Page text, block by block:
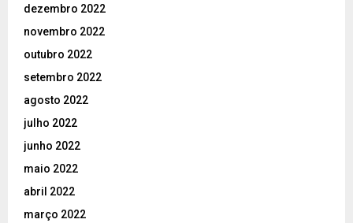
dezembro 2022
novembro 2022
outubro 2022
setembro 2022
agosto 2022
julho 2022
junho 2022
maio 2022
abril 2022
março 2022